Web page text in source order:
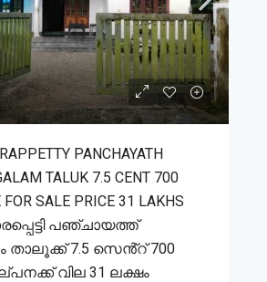
PANCHAYATH
TALUK 7.5 CENT 700
FOR SALE PRICE 31 LAKHS
പഞ്ചായത്ത്
താലൂക്ക് 7.5 സെൻ്റ് 700
വില 31 ലക്ഷം